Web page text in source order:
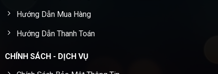
Hướng Dẫn Mua Hàng
Hướng Dẫn Thanh Toán
CHÍNH SÁCH - DỊCH VỤ